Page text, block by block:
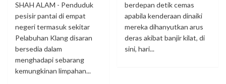
SHAH ALAM - Penduduk
pesisir pantai di empat
negeri termasuk sekitar
Pelabuhan Klang disaran
bersedia dalam
menghadapi sebarang
kemungkinan limpahan...
berdepan detik cemas
apabila kenderaan dinaiki
mereka dihanyutkan arus
deras akibat banjir kilat, di
sini, hari...